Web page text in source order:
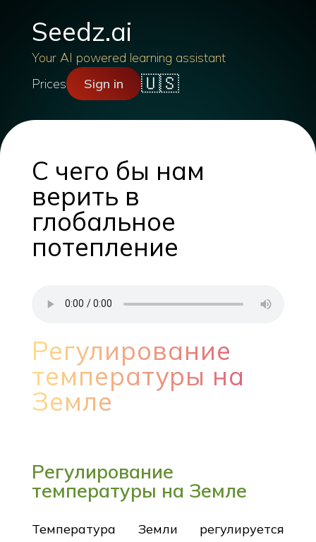
Seedz.ai
Your AI powered learning assistant
Prices
Sign in 🇺🇸
С чего бы нам
верить в
глобальное
потепление
Регулирование
температуры на
Земле
Регулирование
температуры на Земле
Температура Земли регулируется